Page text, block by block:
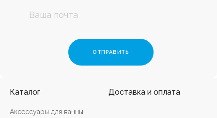
Каталог
Аксессуары для ванны
Доставка и оплата